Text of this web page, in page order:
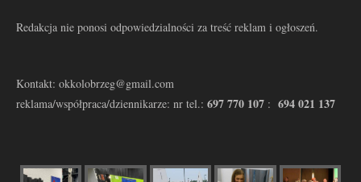
Redakcja nie ponosi odpowiedzialności za treść reklam i ogłoszeń.
Kontakt: okkolobrzeg@gmail.com
reklama/współpraca/dziennikarze: nr tel.: 697 770 107 : 694 021 137